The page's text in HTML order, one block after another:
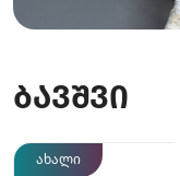
ᲑᲐᲕᲨᲕᲘ
ახალი